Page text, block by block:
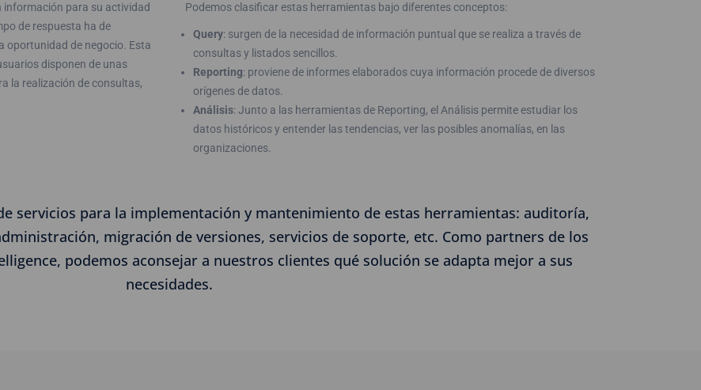
para su actividad
de respuesta ha de
oportunidad de negocio. Esta
disponen de unas
la realización de consultas,
Podemos clasificar estas herramientas bajo diferentes conceptos:
Query: surgen de la necesidad de información puntual que se realiza a través de
consultas y listados sencillos.
Reporting: proviene de informes elaborados cuya información procede de diversos
orígenes de datos.
Análisis: Junto a las herramientas de Reporting, el Análisis permite estudiar los
datos históricos y entender las tendencias, ver las posibles anomalías, en las
organizaciones.
servicios para la implementación y mantenimiento de estas herramientas: auditoría,
migración de versiones, servicios de soporte, etc. Como partners de los
podemos aconsejar a nuestros clientes qué solución se adapta mejor a sus
necesidades.